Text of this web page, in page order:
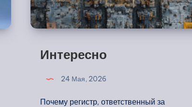
Интересно
24 Мая, 2026
Почему регистр, ответственный за